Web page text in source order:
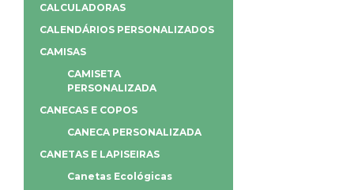
CALCULADORAS
CALENDÁRIOS PERSONALIZADOS
CAMISAS
CAMISETA
PERSONALIZADA
CANECAS E COPOS
CANECA PERSONALIZADA
CANETAS E LAPISEIRAS
Canetas Ecológicas